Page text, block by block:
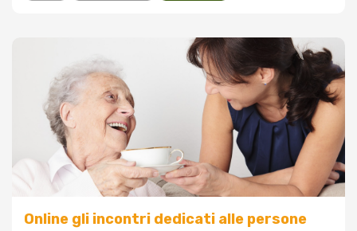
Online gli incontri dedicati alle persone